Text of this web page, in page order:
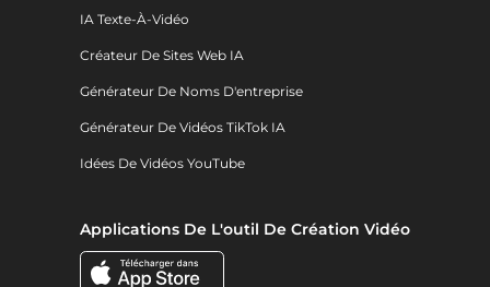
IA Texte-À-Vidéo
Créateur De Sites Web IA
Générateur De Noms D'entreprise
Générateur De Vidéos TikTok IA
Idées De Vidéos YouTube
Applications De L'outil De Création Vidéo